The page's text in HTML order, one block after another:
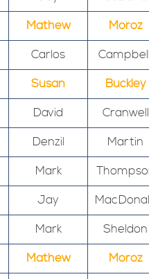
Mathew Moroz
Carlos
Susan Buckley
David Cranwell
Denzil Martin
Mark
Jay
Mark Sheldon
Mathew Moroz